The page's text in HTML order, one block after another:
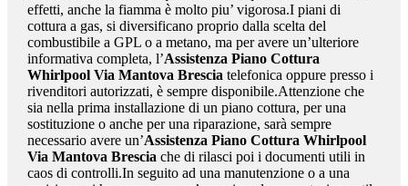
effetti, anche la fiamma è molto piu’ vigorosa.I piani di
cottura a gas, si diversificano proprio dalla scelta del
combustibile a GPL o a metano, ma per avere un’ulteriore
informativa completa, l’Assistenza Piano Cottura
Whirlpool Via Mantova Brescia telefonica oppure presso i
rivenditori autorizzati, è sempre disponibile.Attenzione che
sia nella prima installazione di un piano cottura, per una
sostituzione o anche per una riparazione, sarà sempre
necessario avere un’Assistenza Piano Cottura Whirlpool
Via Mantova Brescia che di rilasci poi i documenti utili in
caos di controlli.In seguito ad una manutenzione o a una